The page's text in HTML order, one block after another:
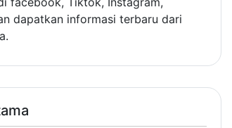
dapatkan informasi terbaru dari